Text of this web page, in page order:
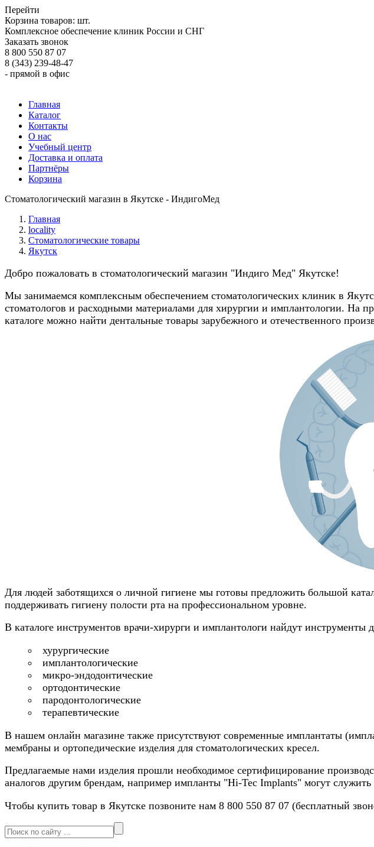
Перейти
Корзина товаров: шт.
Комплексное обеспечение клиник России и СНГ
Заказать звонок
8 800 550 87 07
8 (343) 239-48-47
- прямой в офис
Главная
Каталог
Контакты
О нас
Учебный центр
Доставка и оплата
Партнёры
Корзина
Стоматологический магазин в Якутске - ИндигоМед
Главная
locality
Стоматологические товары
Якутск
Добро пожаловать в стоматологический магазин "Индиго Мед" Якутске!
Мы занимаемся комплексным обеспечением стоматологических клиник в
стоматологов и расходными материалами для хирургии и имплантологии. На
каталоге можно найти дентальные товары зарубежного и отечественного
Для людей заботящихся о личной гигиене мы готовы предложить большой
поддерживать гигиену полости рта на профессиональном уровне.
В каталоге инструментов врачи-хирурги и имплантологи найдут инструменты
хурургические
имплантологические
микро-эндодонтические
ортодонтические
пародонтологические
терапевтические
В нашем онлайн магазине также присутствуют современные имплантаты
мембраны и ортопедические изделия для стоматологических кресел.
Предлагаемые нами изделия прошли необходимое сертифицирование
аналогов другим брендам, например импланты "Hi-Tec Implants" могут
Чтобы купить товар в Якутске позвоните нам 8 800 550 87 07 (бесплатный